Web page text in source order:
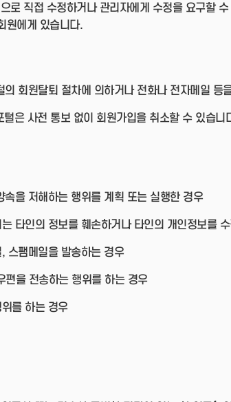
로 직접 수정하거나 관리자에게 수정을 요구할
원에게 있습니다.
회원탈퇴 절차에 의하거나 전화나 전자메일 등
은 사전 통보 없이 회원가입을 취소할 수 있습니
을 저해하는 행위를 계획 또는 실행한 경우
타인의 정보를 훼손하거나 타인의 개인정보를
스팸메일을 발송하는 경우
을 전송하는 행위를 하는 경우
를 하는 경우